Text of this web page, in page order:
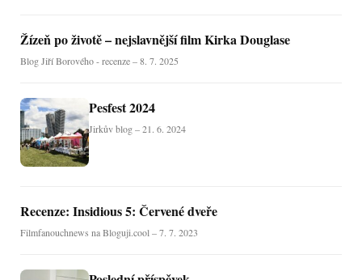
Žízeň po životě – nejslavnější film Kirka Douglase
Blog Jiří Borového - recenze – 8. 7. 2025
Pesfest 2024
Jirkův blog – 21. 6. 2024
Recenze: Insidious 5: Červené dveře
Filmfanouchnews na Bloguji.cool – 7. 7. 2023